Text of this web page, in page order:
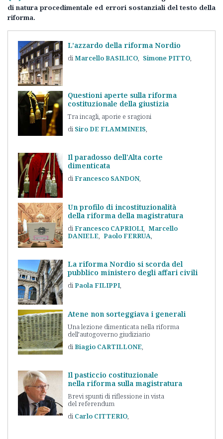
di natura procedimentale ed errori sostanziali del testo della
riforma.
L’azzardo della riforma Nordio
MarcelloBASILICO Simone PITTO
Questioni aperte sulla riforma
costituzionale della giustizia
Tra incagli, aporie e sragioni
SiroDE FLAMMINEIS
Il paradosso dell'Alta corte
dimenticata
Francesco SANDON
Un profilo di incostituzionalità
della riforma della magistratura
Francesco CAPRIOLI Marcello
DANIELE
PaoloFERRUA
La riforma Nordio si scorda del
pubblico ministero degli affari civili
PaolaFILIPPI
Atene non sorteggiava i generali
Una lezione dimenticata nella riforma
dell’autogoverno giudiziario
Biagio CARTILLONE
Il pasticcio costituzionale
nella riforma sulla magistratura
Brevi spunti di riflessione in vista
del referendum
Carlo CITTERIO